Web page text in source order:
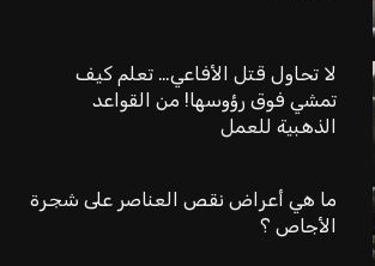
لا تحاول قتل الأفاعي… تعلم كيف
تمشي فوق رؤوسها! من القواعد
الذهبية للعمل
ما هي أعراض نقص العناصر على شجرة
الأجاص ؟